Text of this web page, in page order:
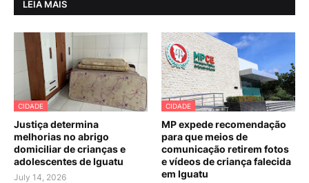
LEIA MAIS
CIDADE
Justiça determina
melhorias no abrigo
domiciliar de crianças e
adolescentes de Iguatu
July 14, 2026
CIDADE
MP expede recomendação
para que meios de
comunicação retirem fotos
e vídeos de criança falecida
em Iguatu